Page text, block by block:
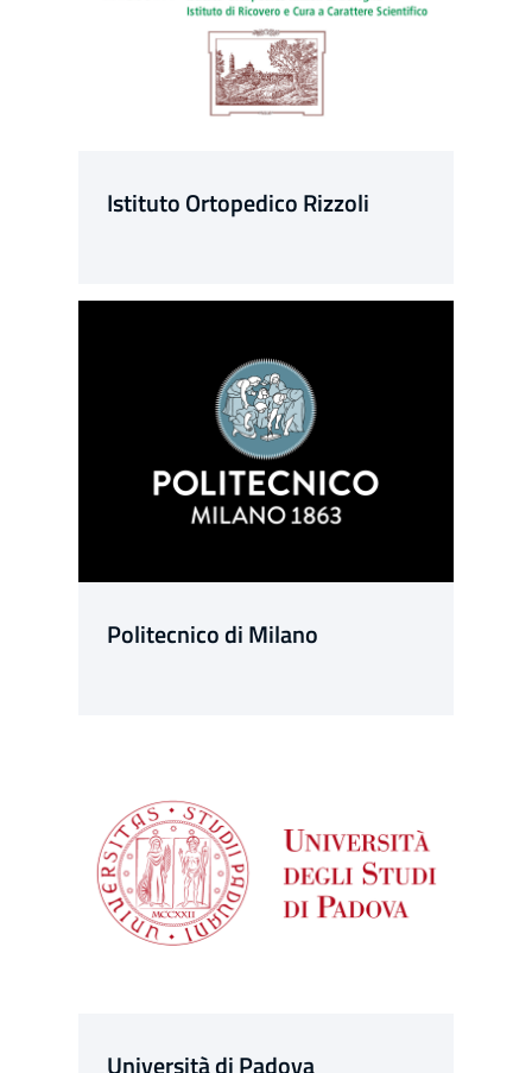
Istituto Ortopedico Rizzoli
Politecnico di Milano
Università di Padova